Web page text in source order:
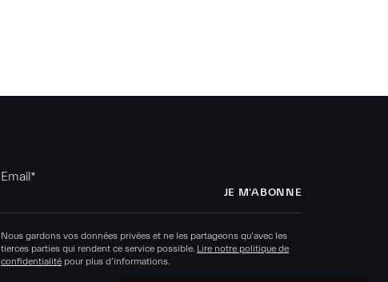
Email*
Nous gardons vos données privées et ne les partageons qu’avec les
tierces parties qui rendent ce service possible. Lire notre politique de
confidentialité pour plus d’informations.